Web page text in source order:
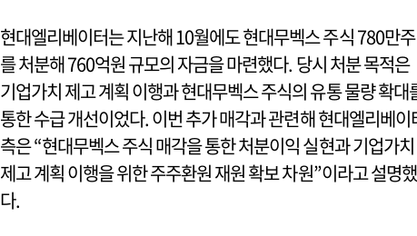
현대엘리베이터는 지난해 10월에도 현대무벡스 주식 780만주
를 처분해 760억원 규모의 자금을 마련했다. 당시 처분 목적은
기업가치 제고 계획 이행과 현대무벡스 주식의 유통 물량 확대
통한 수급 개선이었다. 이번 추가 매각과 관련해 현대엘리베이
측은 “현대무벡스 주식 매각을 통한 처분이익 실현과 기업가치
제고 계획 이행을 위한 주주환원 재원 확보 차원”이라고 설명했
다.